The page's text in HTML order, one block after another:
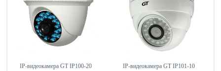
IP-видеокамера GT IP100-20 IP-видеокамера GT IP101-10